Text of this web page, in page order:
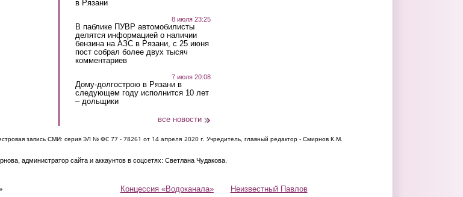
в Рязани
8 июля 23:25
В паблике ПУВР автомобилисты
делятся информацией о наличии
бензина на АЗС в Рязани, с 25 июня
пост собрал более двух тысяч
комментариев
7 июля 20:08
Дому-долгострою в Рязани в
следующем году исполнится 10 лет
– дольщики
все новости
запись СМИ: серия ЭЛ № ФС 77 - 78261 от 14 апреля 2020 г. Учредитель, главный редактор - Смирнов К.М.
администратор сайта и аккаунтов в соцсетях: Светлана Чудакова.
Концессия «Водоканала» Неизвестный Павлов